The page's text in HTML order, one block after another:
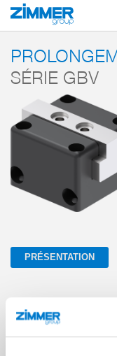
Démarrage Produits
SÉRIE GBV
PRÉSENTATION
GBV36